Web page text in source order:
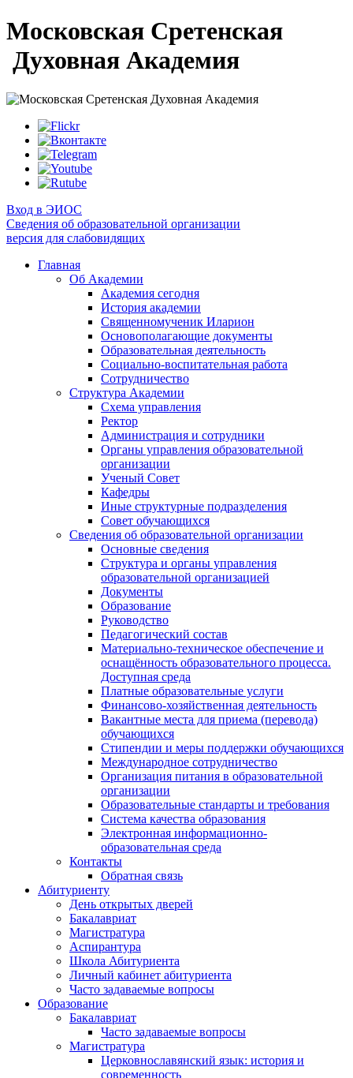
Московская Сретенская
Духовная Академия
Вход в ЭИОС
Сведения об образовательной организации
версия для слабовидящих
Главная
Об Академии
Академия сегодня
История академии
Священномученик Иларион
Основополагающие документы
Образовательная деятельность
Социально-воспитательная работа
Сотрудничество
Структура Академии
Схема управления
Ректор
Администрация и сотрудники
Органы управления образовательной
организации
Ученый Совет
Кафедры
Иные структурные подразделения
Совет обучающихся
Сведения об образовательной организации
Основные сведения
Структура и органы управления
образовательной организацией
Документы
Образование
Руководство
Педагогический состав
Материально-техническое обеспечение и
оснащённость образовательного процесса.
Доступная среда
Платные образовательные услуги
Финансово-хозяйственная деятельность
Вакантные места для приема (перевода)
обучающихся
Стипендии и меры поддержки обучающихся
Международное сотрудничество
Организация питания в образовательной
организации
Образовательные стандарты и требования
Система качества образования
Электронная информационно-
образовательная среда
Контакты
Обратная связь
Абитуриенту
День открытых дверей
Бакалавриат
Магистратура
Аспирантура
Школа Абитуриента
Личный кабинет абитуриента
Часто задаваемые вопросы
Образование
Бакалавриат
Часто задаваемые вопросы
Магистратура
Церковнославянский язык: история и
современность